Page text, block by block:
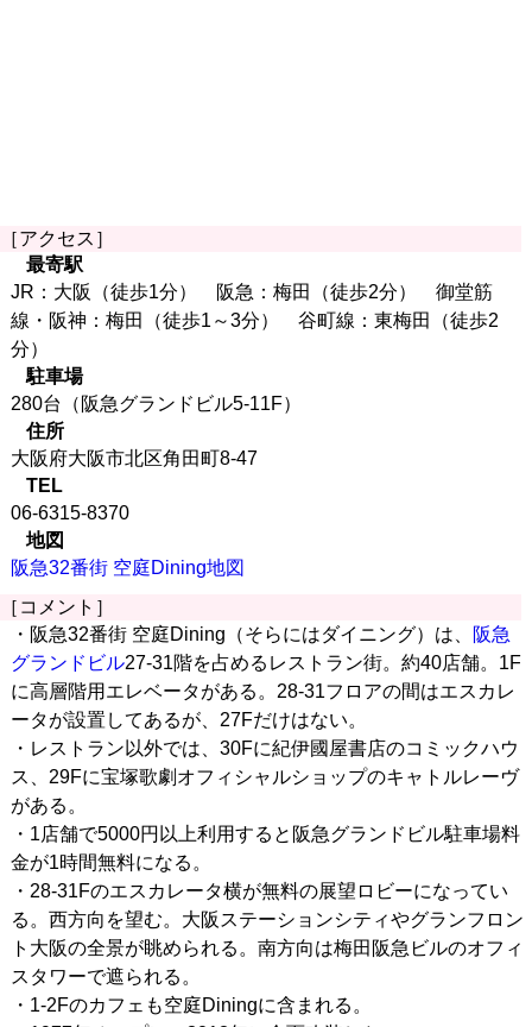
［アクセス］
最寄駅
JR：大阪（徒歩1分） 阪急：梅田（徒歩2分） 御堂筋
線・阪神：梅田（徒歩1～3分） 谷町線：東梅田（徒歩2
分）
駐車場
280台（阪急グランドビル5-11F）
住所
大阪府大阪市北区角田町8-47
TEL
06-6315-8370
地図
阪急32番街 空庭Dining地図
［コメント］
・阪急32番街 空庭Dining（そらにはダイニング）は、
阪急
グランドビル27-31階を占めるレストラン街。約40店舗。1F
に高層階用エレベータがある。28-31フロアの間はエスカレ
ータが設置してあるが、27Fだけはない。
・レストラン以外では、30Fに紀伊國屋書店のコミックハウ
ス、29Fに宝塚歌劇オフィシャルショップのキャトルレーヴ
がある。
・1店舗で5000円以上利用すると阪急グランドビル駐車場料
金が1時間無料になる。
・28-31Fのエスカレータ横が無料の展望ロビーになってい
る。西方向を望む。大阪ステーションシティやグランフロン
ト大阪の全景が眺められる。南方向は梅田阪急ビルのオフィ
スタワーで遮られる。
・1-2Fのカフェも空庭Diningに含まれる。